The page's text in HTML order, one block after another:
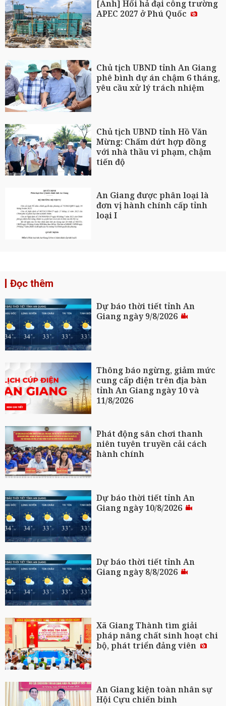
[Ảnh] Hối hả đại công trường
APEC 2027 ở Phú Quốc
Chủ tịch UBND tỉnh An Giang
phê bình dự án chậm 6 tháng,
yêu cầu xử lý trách nhiệm
Chủ tịch UBND tỉnh Hồ Văn
Mừng: Chấm dứt hợp đồng
với nhà thầu vi phạm, chậm
tiến độ
An Giang được phân loại là
đơn vị hành chính cấp tỉnh
loại I
Đọc thêm
Dự báo thời tiết tỉnh An
Giang ngày 9/8/2026
Thông báo ngừng, giảm mức
cung cấp điện trên địa bàn
tỉnh An Giang ngày 10 và
11/8/2026
Phát động sân chơi thanh
niên tuyên truyền cải cách
hành chính
Dự báo thời tiết tỉnh An
Giang ngày 10/8/2026
Dự báo thời tiết tỉnh An
Giang ngày 8/8/2026
Xã Giang Thành tìm giải
pháp nâng chất sinh hoạt chi
bộ, phát triển đảng viên
An Giang kiện toàn nhân sự
Hội Cựu chiến binh